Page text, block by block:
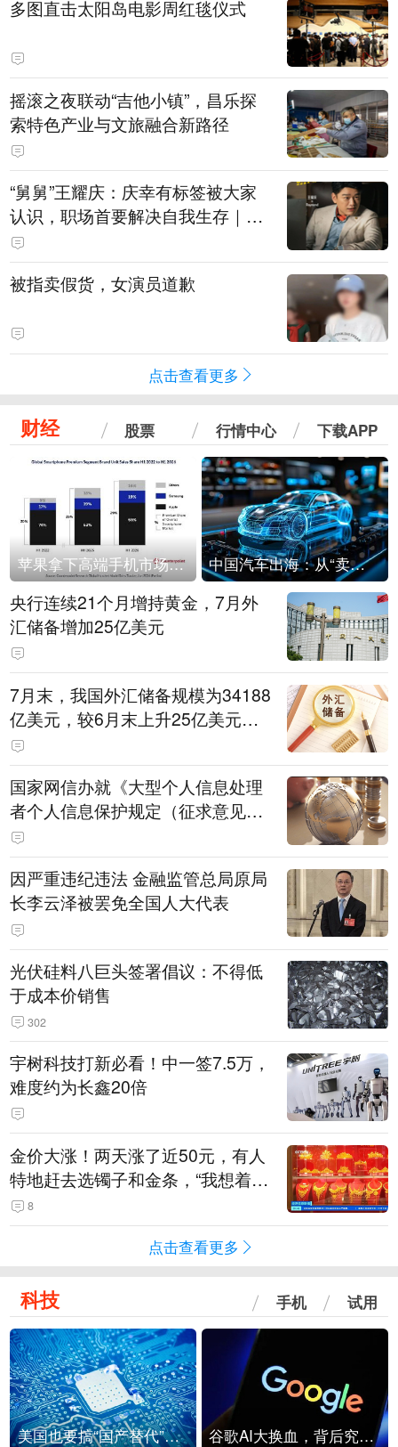
多图直击太阳岛电影周红毯仪式
摇滚之夜联动“吉他小镇”，昌乐探
索特色产业与文旅融合新路径
“舅舅”王耀庆：庆幸有标签被大家
认识，职场首要解决自我生存｜有
艺思
被指卖假货，女演员道歉
点击查看更多
财经 股票 行情中心 下载APP
苹果拿下高端手机市场65%的份额：iPhone 17系列功不可没 中国汽车出海：从“卖出去”到“走进去”
央行连续21个月增持黄金，7月外
汇储备增加25亿美元
7月末，我国外汇储备规模为34188
亿美元，较6月末上升25亿美元，
升幅为0.07%
国家网信办就《大型个人信息处理
者个人信息保护规定（征求意见
稿）》公开征求意见
因严重违纪违法 金融监管总局原局
长李云泽被罢免全国人大代表
光伏硅料八巨头签署倡议：不得低
于成本价销售
302
宇树科技打新必看！中一签7.5万，
难度约为长鑫20倍
金价大涨！两天涨了近50元，有人
特地赶去选镯子和金条，“我想着买
起来可以保值，小批量进一些货”
8
点击查看更多
科技 手机 试用
美国也要搞“国产替代”？先算清三笔账 谷歌AI大换血，背后究竟发生了什么？